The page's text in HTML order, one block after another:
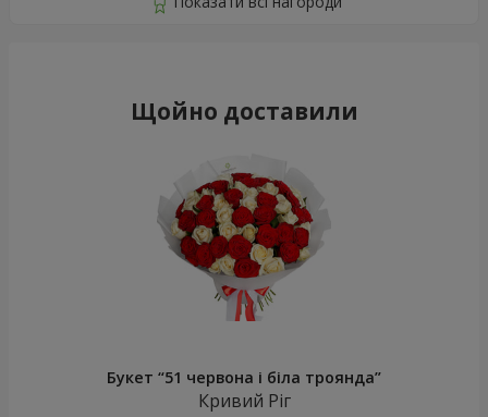
Щойно доставили
Букет “51 червона і біла троянда”
Кривий Ріг